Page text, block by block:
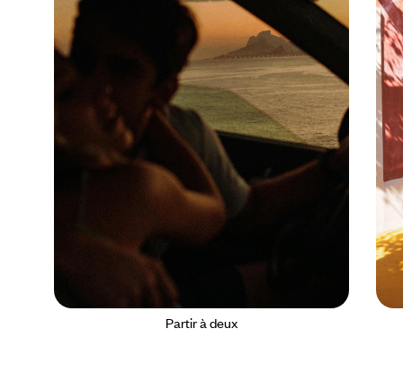
Partir à deux